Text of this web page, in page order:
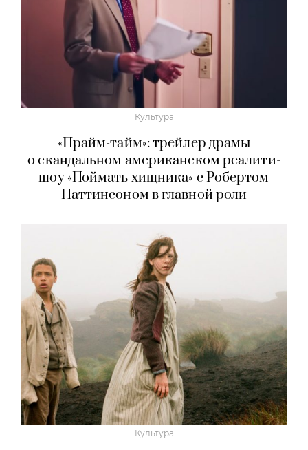
Культура
«Прайм-тайм»: трейлер драмы
о скандальном американском реалити-
шоу «Поймать хищника» с Робертом
Паттинсоном в главной роли
Культура